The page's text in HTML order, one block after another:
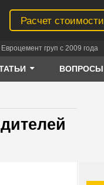
Расчет стоимости
груп с 2009 года
ВОПРОСЫ